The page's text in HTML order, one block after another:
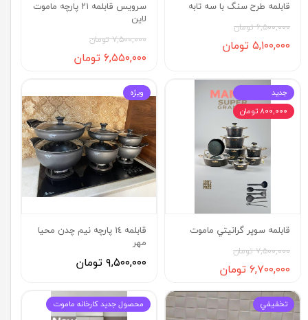
قابلمه طرح سنگ با سه تابه
۶,۵۰۰,۰۰۰ تومان
۵,۱۰۰,۰۰۰ تومان
سرويس قابلمه ٢١ پارچه ماموت
لاين
۷,۵۰۰,۰۰۰ تومان
۶,۵۵۰,۰۰۰ تومان
قابلمه سوپر گرانيتي ماموت
۷,۵۰۰,۰۰۰ تومان
۶,۷۰۰,۰۰۰ تومان
جديد
۸۰۰,۰۰۰ تومان
قابلمه ١٤ پارچه نيم چدن محيا
مهر
۹,۵۰۰,۰۰۰ تومان
ويژه
تخفيفي محصول جديد كارخانه ماموت